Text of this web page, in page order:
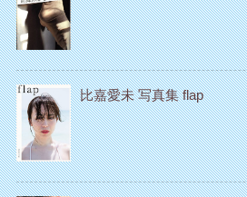
比嘉愛未 写真集 flap